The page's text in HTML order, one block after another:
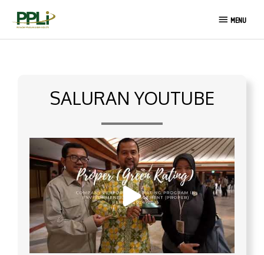
MENU
MENU
SALURAN YOUTUBE